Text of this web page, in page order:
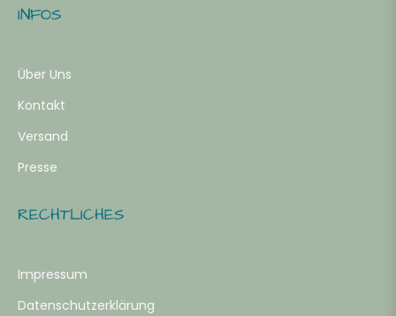
INFOS
Über Uns
Kontakt
Versand
Presse
RECHTLICHES
Impressum
Datenschutzerklärung